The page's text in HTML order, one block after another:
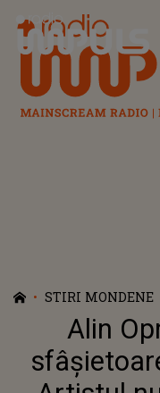
Radio Impuls
STIRI MONDENE
Alin